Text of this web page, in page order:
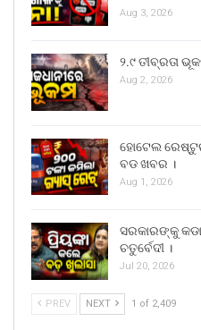
Aug 3, 2026
୨.୯ ତୀବ୍ରତା
Aug 2, 2026
ହୋଟେଲ
ବଡ ଖବର ।
Aug 1, 2026
ସରକାରଙ୍କୁ
ଚତୁର୍ବେଦୀ ।
Jul 20, 2026
PREV NEXT 1 of 2,409